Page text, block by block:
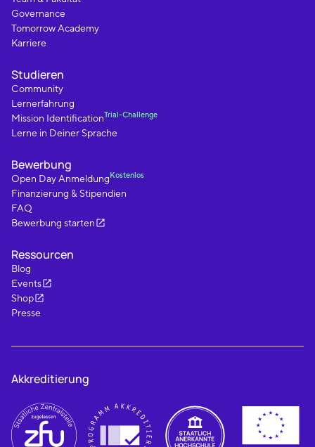
Governance
Tomorrow Academy
Karriere
Studieren
Community
Lernerfahrung
Mission IdentificationTrial-Challenge
Lerne in Deiner Sprache
Bewerbung
Open Day AnmeldungKostenlos
Finanzierung & Stipendien
FAQ
Bewerbung starten
Ressourcen
Blog
Events
Shop
Presse
Akkreditierung